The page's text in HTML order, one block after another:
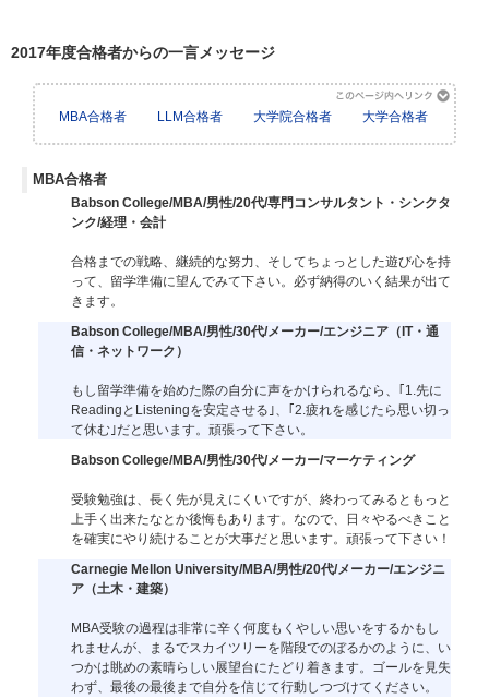
2017年度合格者からの一言メッセージ
MBA合格者 LLM合格者 大学院合格者 大学合格者
MBA合格者
Babson College/MBA/男性/20代/専門コンサルタント・シンクタ
ンク/経理・会計
合格までの戦略、継続的な努力、そしてちょっとした遊び心を持
って、留学準備に望んでみて下さい。必ず納得のいく結果が出て
きます。
Babson College/MBA/男性/30代/メーカー/エンジニア（IT・通
信・ネットワーク）
もし留学準備を始めた際の自分に声をかけられるなら、｢1.先に
ReadingとListeningを安定させる｣、｢2.疲れを感じたら思い切っ
て休む｣だと思います。頑張って下さい。
Babson College/MBA/男性/30代/メーカー/マーケティング
受験勉強は、長く先が見えにくいですが、終わってみるともっと
上手く出来たなとか後悔もあります。なので、日々やるべきこと
を確実にやり続けることが大事だと思います。頑張って下さい！
Carnegie Mellon University/MBA/男性/20代/メーカー/エンジニ
ア（土木・建築）
MBA受験の過程は非常に辛く何度もくやしい思いをするかもし
れませんが、まるでスカイツリーを階段でのぼるかのように、い
つかは眺めの素晴らしい展望台にたどり着きます。ゴールを見失
わず、最後の最後まで自分を信じて行動しつづけてください。